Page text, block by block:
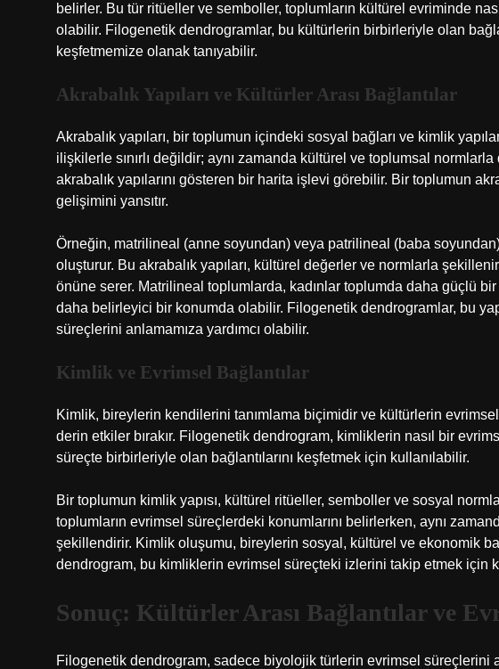
belirler. Bu tür ritüeller ve semboller, toplumların kültürel evriminde
olabilir. Filogenetik dendrogramlar, bu kültürlerin birbirleriyle olan
keşfetmemize olanak tanıyabilir.
Akrabalık Yapıları ve Kültürler Arası Bağlantılar
Akrabalık yapıları, bir toplumun içindeki sosyal bağları ve kimlik
ilişkilerle sınırlı değildir; aynı zamanda kültürel ve toplumsal
akrabalık yapılarını gösteren bir harita işlevi görebilir. Bir toplumun
gelişimini yansıtır.
Örneğin, matrilineal (anne soyundan) veya patrilineal (baba
oluşturur. Bu akrabalık yapıları, kültürel değerler ve normlarla
önüne serer. Matrilineal toplumlarda, kadınlar toplumda daha güçlü
daha belirleyici bir konumda olabilir. Filogenetik dendrogramlar, bu
süreçlerini anlamamıza yardımcı olabilir.
Kimlik ve Evrimsel Bağlantılar
Kimlik, bireylerin kendilerini tanımlama biçimidir ve kültürlerin
derin etkiler bırakır. Filogenetik dendrogram, kimliklerin nasıl bir
süreçte birbirleriyle olan bağlantılarını keşfetmek için kullanılabilir.
Bir toplumun kimlik yapısı, kültürel ritüeller, semboller ve sosyal
toplumların evrimsel süreçlerdeki konumlarını belirlerken, aynı
şekillendirir. Kimlik oluşumu, bireylerin sosyal, kültürel ve ekonomik
dendrogram, bu kimliklerin evrimsel süreçteki izlerini takip etmek için
Sonuç: Kültürler Arası Bağlantılar ve
Filogenetik dendrogram, sadece biyolojik türlerin evrimsel süreçlerini